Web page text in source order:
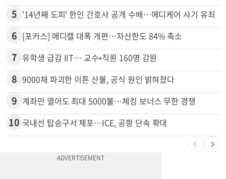
5 '14년째 도피' 한인 간호사 공개 수배…메디케어 사기 유죄
6 [포커스] 메디캘 대폭 개편…자산한도 84% 축소
7 유학생 급감 IIT… 교수•직원 160명 감원
8 9000채 파괴한 이튼 산불, 공식 원인 밝혀졌다
9 계좌만 열어도 최대 5000불…체킹 보너스 무한 경쟁
10 국내선 탑승구서 체포…ICE, 공항 단속 확대